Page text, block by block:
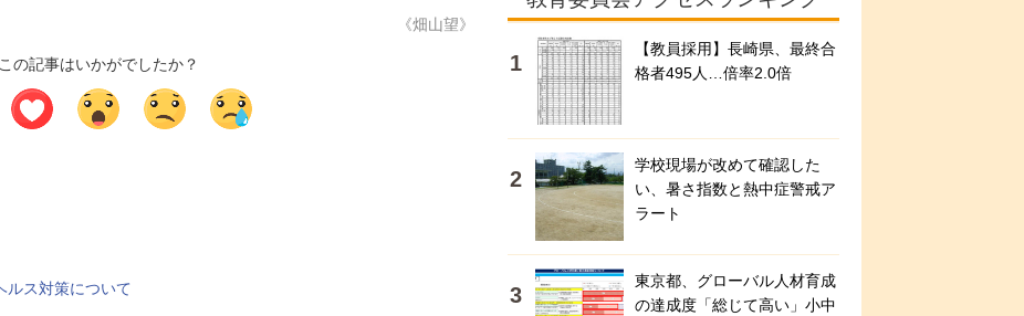
《畑山望》
この記事はいかがでしたか？
ルス対策について
【教員採用】長崎県、最終合
格者495人…倍率2.0倍
学校現場が改めて確認した
い、暑さ指数と熱中症警戒ア
ラート
東京都、グローバル人材育成
の達成度「総じて高い」小中